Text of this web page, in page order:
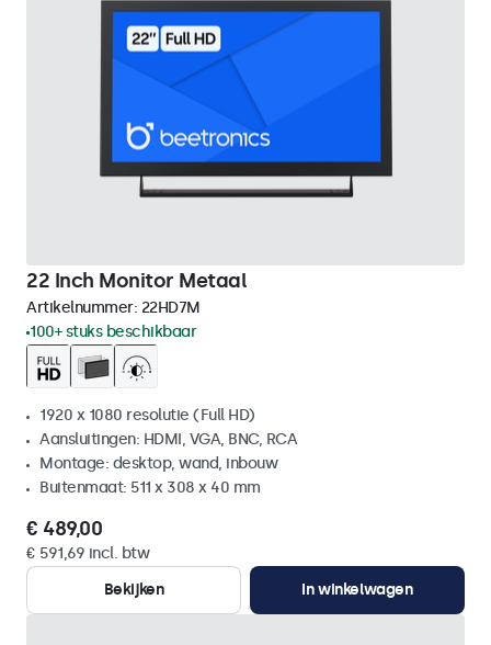
22 Inch Monitor Metaal
Artikelnummer: 22HD7M
100+ stuks beschikbaar
1920 x 1080 resolutie (Full HD)
Aansluitingen: HDMI, VGA, BNC, RCA
Montage: desktop, wand, inbouw
Buitenmaat: 511 x 308 x 40 mm
€ 489,00
€ 591,69 incl. btw
Bekijken
In winkelwagen